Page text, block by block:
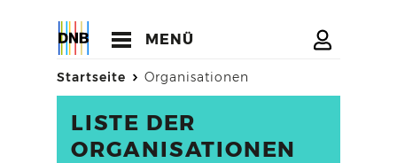
MENÜ
Startseite Organisationen
LISTE DER
ORGANISATIONEN